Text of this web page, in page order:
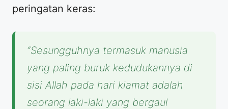
peringatan keras:
“Sesungguhnya termasuk manusia
yang paling buruk kedudukannya di
sisi Allah pada hari kiamat adalah
seorang laki-laki yang bergaul